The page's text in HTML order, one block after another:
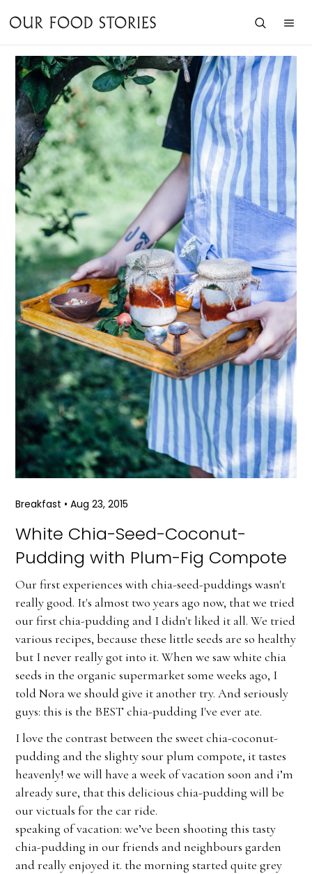
Breakfast • Aug 23, 2015
White Chia-Seed-Coconut-
Pudding with Plum-Fig Compote
Our first experiences with chia-seed-puddings wasn't
really good. It's almost two years ago now, that we tried
our first chia-pudding and I didn't liked it all. We tried
various recipes, because these little seeds are so healthy
but I never really got into it. When we saw white chia
seeds in the organic supermarket some weeks ago, I
told Nora we should give it another try. And seriously
guys: this is the BEST chia-pudding I've ever ate.
I love the contrast between the sweet chia-coconut-
pudding and the slighty sour plum compote, it tastes
heavenly! we will have a week of vacation soon and i’m
already sure, that this delicious chia-pudding will be
our victuals for the car ride.
speaking of vacation: we’ve been shooting this tasty
chia-pudding in our friends and neighbours garden
and really enjoyed it. the morning started quite grey